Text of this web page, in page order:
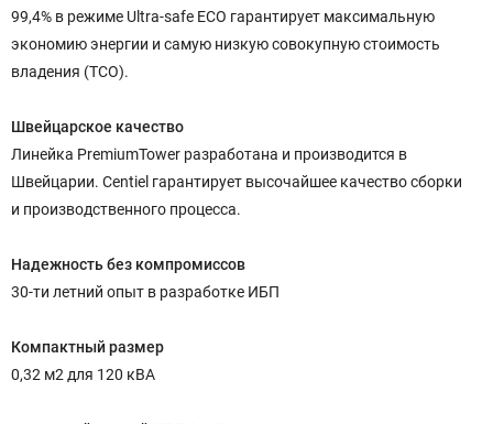
99,4% в режиме Ultra-safe ECO гарантирует максимальную
экономию энергии и самую низкую совокупную стоимость
владения (TCO).
Швейцарское качество
Линейка PremiumTower разработана и производится в
Швейцарии. Centiel гарантирует высочайшее качество сборки
и производственного процесса.
Надежность без компромиссов
30-ти летний опыт в разработке ИБП
Компактный размер
0,32 м2 для 120 кВА